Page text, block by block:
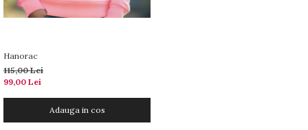
Hanorac
115,00 Lei
99,00 Lei
Adauga in cos